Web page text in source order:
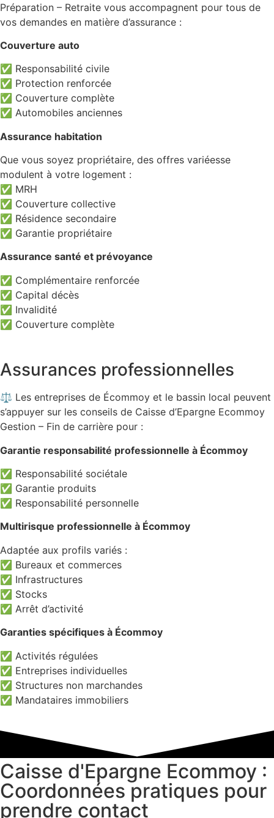
Préparation – Retraite vous accompagnent pour tous de
vos demandes en matière d’assurance :
Couverture auto
✅ Responsabilité civile
✅ Protection renforcée
✅ Couverture complète
✅ Automobiles anciennes
Assurance habitation
Que vous soyez propriétaire, des offres variéesse
modulent à votre logement :
✅ MRH
✅ Couverture collective
✅ Résidence secondaire
✅ Garantie propriétaire
Assurance santé et prévoyance
✅ Complémentaire renforcée
✅ Capital décès
✅ Invalidité
✅ Couverture complète
Assurances professionnelles
⚖️ Les entreprises de Écommoy et le bassin local peuvent
s’appuyer sur les conseils de Caisse d’Epargne Ecommoy
Gestion – Fin de carrière pour :
Garantie responsabilité professionnelle à Écommoy
✅ Responsabilité sociétale
✅ Garantie produits
✅ Responsabilité personnelle
Multirisque professionnelle à Écommoy
Adaptée aux profils variés :
✅ Bureaux et commerces
✅ Infrastructures
✅ Stocks
✅ Arrêt d’activité
Garanties spécifiques à Écommoy
✅ Activités régulées
✅ Entreprises individuelles
✅ Structures non marchandes
✅ Mandataires immobiliers
Caisse d'Epargne Ecommoy :
Coordonnées pratiques pour
prendre contact